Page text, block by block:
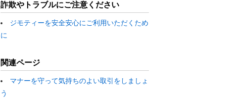
詐欺やトラブルにご注意ください
ジモティーを安全安心にご利用いただくため
に
関連ページ
マナーを守って気持ちのよい取引をしましょ
う